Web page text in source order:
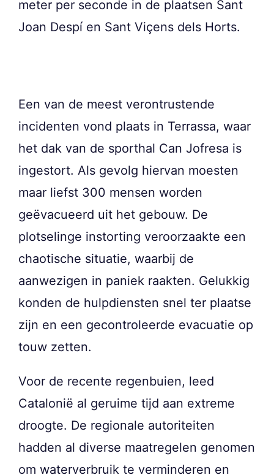
meter per seconde in de plaatsen Sant
Joan Despí en Sant Viçens dels Horts.
Een van de meest verontrustende
incidenten vond plaats in Terrassa, waar
het dak van de sporthal Can Jofresa is
ingestort. Als gevolg hiervan moesten
maar liefst 300 mensen worden
geëvacueerd uit het gebouw. De
plotselinge instorting veroorzaakte een
chaotische situatie, waarbij de
aanwezigen in paniek raakten. Gelukkig
konden de hulpdiensten snel ter plaatse
zijn en een gecontroleerde evacuatie op
touw zetten.
Voor de recente regenbuien, leed
Catalonië al geruime tijd aan extreme
droogte. De regionale autoriteiten
hadden al diverse maatregelen genomen
om waterverbruik te verminderen en